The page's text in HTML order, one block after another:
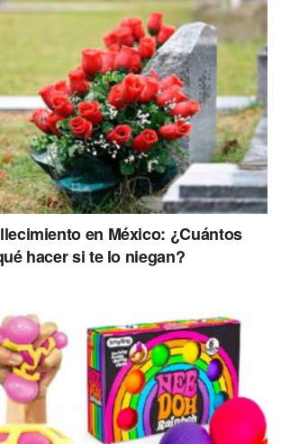
de sombras o labiales también
a mamá cremas hidratantes o productos
a mejorar el aspecto de su piel y sea
buen detalle sería ropa, zapatos, una
en México: ¿Cuántos
hacer si te lo niegan?